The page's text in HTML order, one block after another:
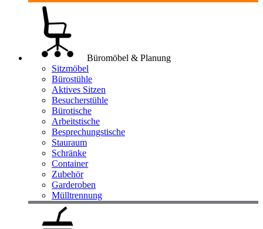
Büromöbel & Planung
Sitzmöbel
Bürostühle
Aktives Sitzen
Besucherstühle
Bürotische
Arbeitstische
Besprechungstische
Stauraum
Schränke
Container
Zubehör
Garderoben
Mülltrennung